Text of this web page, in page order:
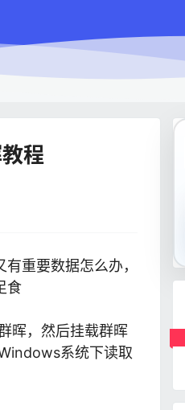
程
重要数据怎么办，
食
晖，然后挂载群晖
系统下读取